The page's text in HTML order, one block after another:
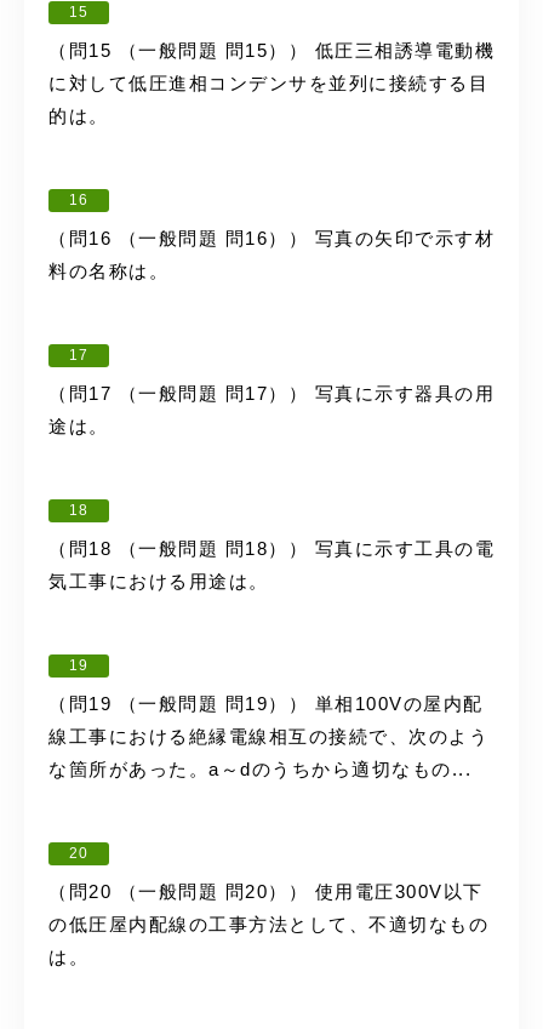
15
（問15 （一般問題 問15）） 低圧三相誘導電動機
に対して低圧進相コンデンサを並列に接続する目
的は。
16
（問16 （一般問題 問16）） 写真の矢印で示す材
料の名称は。
17
（問17 （一般問題 問17）） 写真に示す器具の用
途は。
18
（問18 （一般問題 問18）） 写真に示す工具の電
気工事における用途は。
19
（問19 （一般問題 問19）） 単相100Vの屋内配
線工事における絶縁電線相互の接続で、次のよう
な箇所があった。a～dのうちから適切なもの...
20
（問20 （一般問題 問20）） 使用電圧300V以下
の低圧屋内配線の工事方法として、不適切なもの
は。